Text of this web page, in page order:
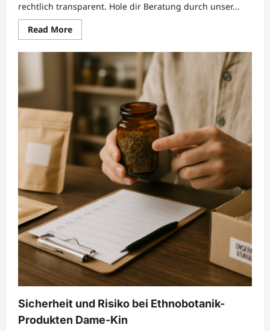
rechtlich transparent. Hole dir Beratung durch unser...
Read MoreRead
more
Therapeutische
Potenziale
ethnobotanischer
Pflanzen
bei
Dame-
Sicherheit und Risiko bei Ethnobotanik-
Produkten Dame-Kin